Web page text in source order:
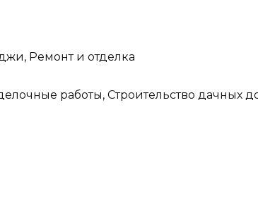
Ремонт и отделка
работы, Строительство дачных